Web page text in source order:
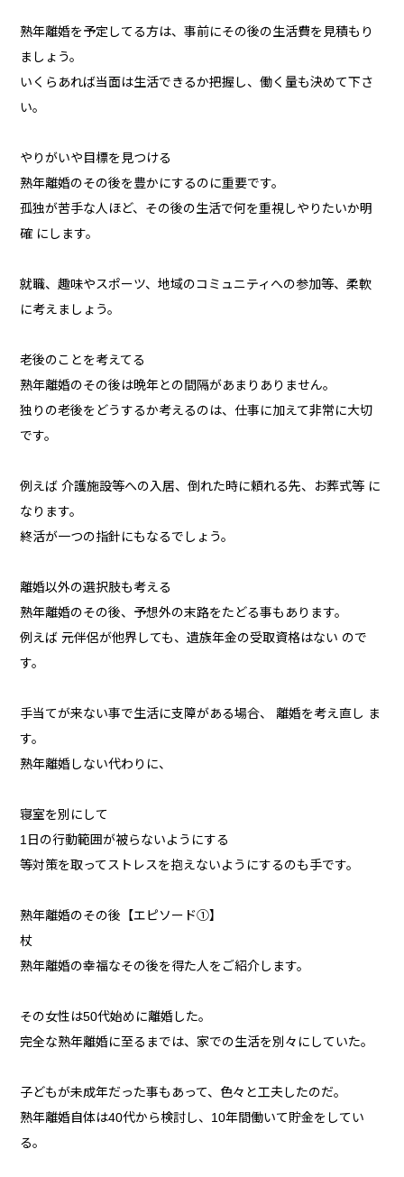
熟年離婚を予定してる方は、事前にその後の生活費を見積もり
ましょう。
いくらあれば当面は生活できるか把握し、働く量も決めて下さ
い。
やりがいや目標を見つける
熟年離婚のその後を豊かにするのに重要です。
孤独が苦手な人ほど、その後の生活で何を重視しやりたいか明
確 にします。
就職、趣味やスポーツ、地域のコミュニティへの参加等、柔軟
に考えましょう。
老後のことを考えてる
熟年離婚のその後は晩年との間隔があまりありません。
独りの老後をどうするか考えるのは、仕事に加えて非常に大切
です。
例えば 介護施設等への入居、倒れた時に頼れる先、お葬式等 に
なります。
終活が一つの指針にもなるでしょう。
離婚以外の選択肢も考える
熟年離婚のその後、予想外の末路をたどる事もあります。
例えば 元伴侶が他界しても、遺族年金の受取資格はない ので
す。
手当てが来ない事で生活に支障がある場合、 離婚を考え直し ま
す。
熟年離婚しない代わりに、
寝室を別にして
1日の行動範囲が被らないようにする
等対策を取ってストレスを抱えないようにするのも手です。
熟年離婚のその後【エピソード①】
杖
熟年離婚の幸福なその後を得た人をご紹介します。
その女性は50代始めに離婚した。
完全な熟年離婚に至るまでは、家での生活を別々にしていた。
子どもが未成年だった事もあって、色々と工夫したのだ。
熟年離婚自体は40代から検討し、10年間働いて貯金をしてい
る。